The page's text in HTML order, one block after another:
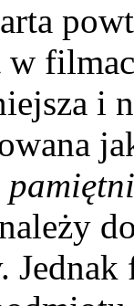
w
i